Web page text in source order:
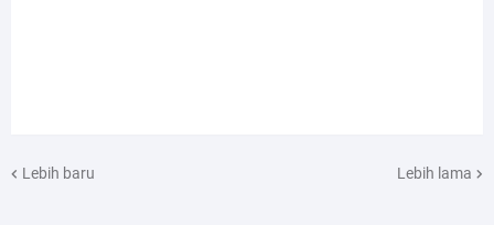
Lebih baru Lebih lama